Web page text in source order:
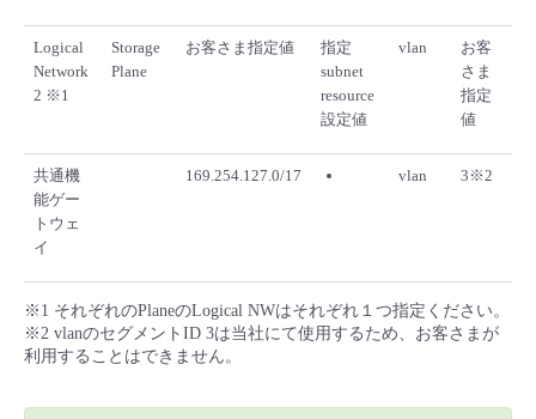
Logical
Network
2 ※1
Storage
Plane
お客さま指定値
指定
subnet
resource
設定値
vlan
お客
さま
指定
値
共通機
能ゲー
トウェ
イ
169.254.127.0/17 vlan 3※2
※1 それぞれのPlaneのLogical NWはそれぞれ１つ指定ください。
※2 vlanのセグメントID 3は当社にて使用するため、お客さまが
利用することはできません。